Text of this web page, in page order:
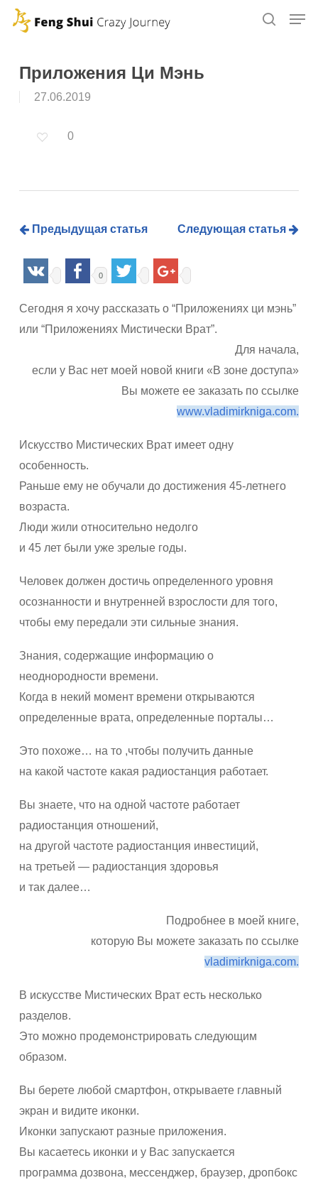
Skip
contentПриложения Ци Мэнь
27.06.2019
0
Предыдущая статья Следующая статья
0
Сегодня я хочу рассказать о “Приложениях ци мэнь”
или “Приложениях Мистически Врат”.
Для начала,
если у Вас нет моей новой книги «В зоне доступа»
Вы можете ее заказать по ссылке
www.vladimirkniga.com.
Искусство Мистических Врат имеет одну
особенность.
Раньше ему не обучали до достижения 45-летнего
возраста.
Люди жили относительно недолго
и 45 лет были уже зрелые годы.
Человек должен достичь определенного уровня
осознанности и внутренней взрослости для того,
чтобы ему передали эти сильные знания.
Знания, содержащие информацию о
неоднородности времени.
Когда в некий момент времени открываются
определенные врата, определенные порталы…
Это похоже… на то ,чтобы получить данные
на какой частоте какая радиостанция работает.
Вы знаете, что на одной частоте работает
радиостанция отношений,
на другой частоте радиостанция инвестиций,
на третьей — радиостанция здоровья
и так далее…
Подробнее в моей книге,
которую Вы можете заказать по ссылке
vladimirkniga.com.
В искусстве Мистических Врат есть несколько
разделов.
Это можно продемонстрировать следующим
образом.
Вы берете любой смартфон, открываете главный
экран и видите иконки.
Иконки запускают разные приложения.
Вы касаетесь иконки и у Вас запускается
программа дозвона, мессенджер, браузер, дропбокс